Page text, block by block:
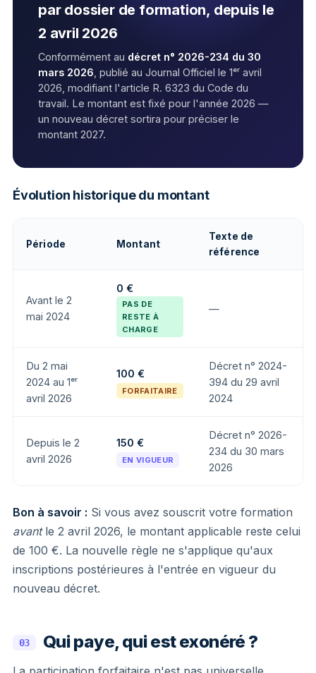
par dossier de formation, depuis le
2 avril 2026
Conformément au décret n° 2026-234 du 30
mars 2026 , publié au Journal Officiel le 1ᵉʳ avril
2026, modifiant l'article R. 6323 du Code du
travail. Le montant est fixé pour l'année 2026 —
un nouveau décret sortira pour préciser le
montant 2027.
Évolution historique du montant
Période Montant
Texte de
référence
Avant le 2
mai 2024
0 €
PAS DE
RESTE À
CHARGE
—
Du 2 mai
2024 au 1ᵉʳ
avril 2026
100 €
FORFAITAIRE
Décret n° 2024-
394 du 29 avril
2024
Depuis le 2
avril 2026
150 €
EN VIGUEUR
Décret n° 2026-
234 du 30 mars
2026
Bon à savoir : Si vous avez souscrit votre formation
avantle 2 avril 2026, le montant applicable reste celui
de 100 €. La nouvelle règle ne s'applique qu'aux
inscriptions postérieures à l'entrée en vigueur du
nouveau décret.
03 Qui paye, qui est exonéré ?